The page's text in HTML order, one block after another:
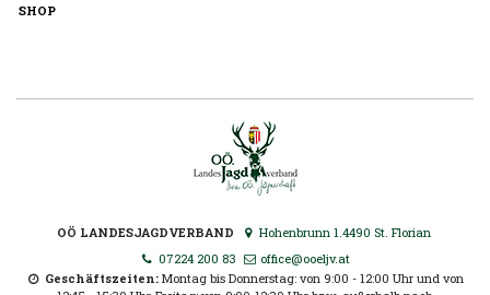
SHOP
OÖ LANDESJAGDVERBAND
Hohenbrunn 1.4490 St. Florian
07224 200 83
office@ooeljv.at
Geschäftszeiten: Montag bis Donnerstag: von 9:00 - 12:00 Uhr und von